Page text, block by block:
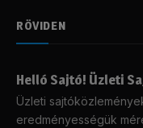
RÖVIDEN
Helló Sajtó! Üzleti
Üzleti
eredményességük